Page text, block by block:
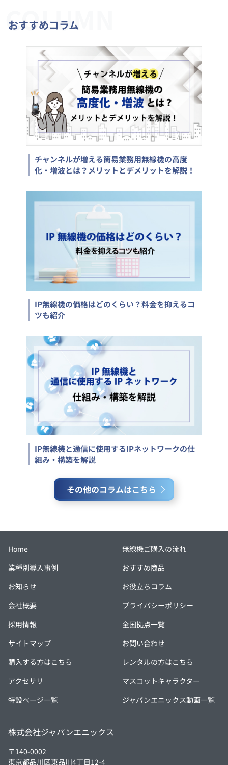
COLUMN
おすすめコラム
チャンネルが増える簡易業務用無線機の高度
化・増波とは？メリットとデメリットを解説！
IP無線機の価格はどのくらい？料金を抑えるコ
ツも紹介
IP無線機と通信に使用するIPネットワークの仕
組み・構築を解説
その他のコラムはこちら
Home
無線機ご購入の流れ
業種別導入事例
おすすめ商品
お知らせ
お役立ちコラム
会社概要
プライバシーポリシー
採用情報
全国拠点一覧
サイトマップ
お問い合わせ
購入する方はこちら
レンタルの方はこちら
アクセサリ
マスコットキャラクター
特設ページ一覧
ジャパンエニックス動画一覧
株式会社ジャパンエニックス
〒140-0002
東京都品川区東品川4丁目12-4